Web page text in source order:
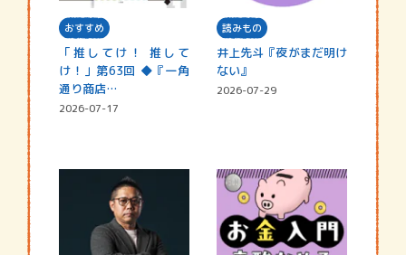
おすすめ
「推してけ！ 推して
け！」第63回 ◆『一角
通り商店…
2026-07-17
読みもの
井上先斗『夜がまだ明け
ない』
2026-07-29